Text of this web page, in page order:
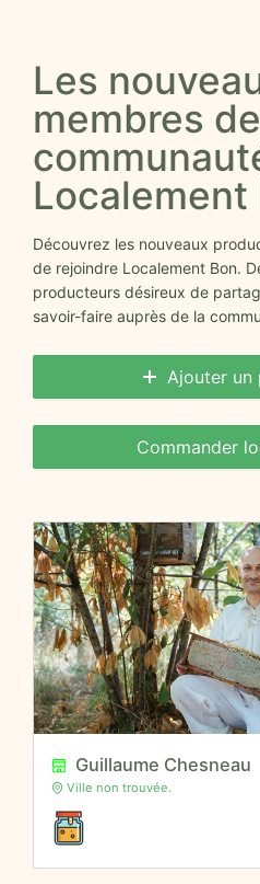
Les
membres
Localement
Découvrez les nouveaux
de rejoindre Localement Bon.
producteurs désireux de
savoir-faire auprès de la
Ajouter un
Commander
Guillaume Chesneau
Ville non trouvée.